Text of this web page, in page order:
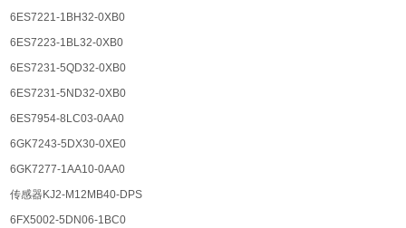
6ES7221-1BH32-0XB0
6ES7223-1BL32-0XB0
6ES7231-5QD32-0XB0
6ES7231-5ND32-0XB0
6ES7954-8LC03-0AA0
6GK7243-5DX30-0XE0
6GK7277-1AA10-0AA0
传感器KJ2-M12MB40-DPS
6FX5002-5DN06-1BC0